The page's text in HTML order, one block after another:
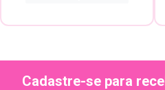
Cadastre-se para